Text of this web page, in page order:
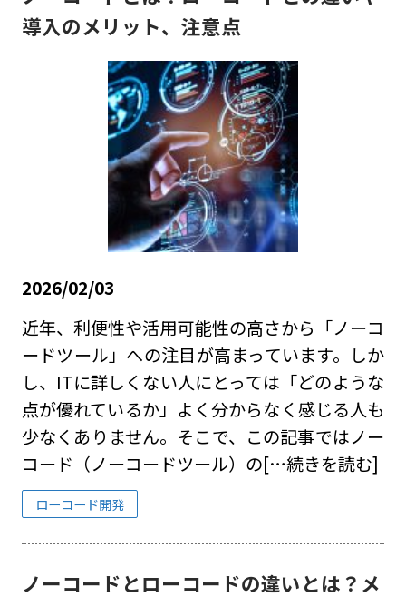
導入のメリット、注意点
2026/02/03
近年、利便性や活用可能性の高さから「ノーコ
ードツール」への注目が高まっています。しか
し、ITに詳しくない人にとっては「どのような
点が優れているか」よく分からなく感じる人も
少なくありません。そこで、この記事ではノー
コード（ノーコードツール）の[…続きを読む]
ローコード開発
ノーコードとローコードの違いとは？メ